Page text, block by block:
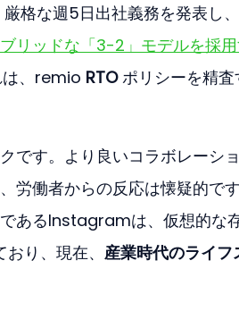
格な週5日出社義務を発表し
リッドな「3-2」モデルを採
は、remio RTO ポリシーを精査
す。より良いコラボレーショ
労働者からの反応は懐疑的で
あるInstagramは、仮想的な
り、現在、 産業時代のライフ